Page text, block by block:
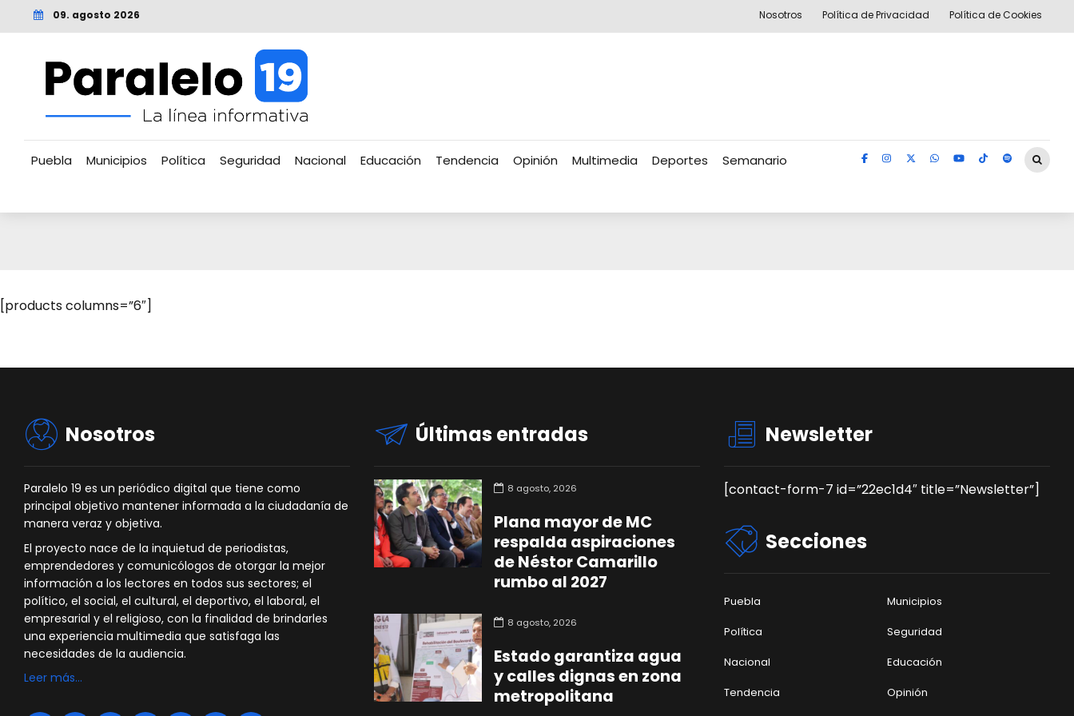
09. agosto 2026 Nosotros Política de Privacidad Política de Cookies
Puebla Municipios Política Seguridad Nacional Educación Tendencia Opinión Multimedia Deportes Semanario
[products columns=”6″]
Nosotros
Paralelo 19 es un periódico digital que tiene como
principal objetivo mantener informada a la ciudadanía de
manera veraz y objetiva.
El proyecto nace de la inquietud de periodistas,
emprendedores y comunicólogos de otorgar la mejor
información a los lectores en todos sus sectores; el
político, el social, el cultural, el deportivo, el laboral, el
empresarial y el religioso, con la finalidad de brindarles
una experiencia multimedia que satisfaga las
necesidades de la audiencia.
Leer más…
Últimas entradas
8 agosto, 2026
Plana mayor de MC
respalda aspiraciones
de Néstor Camarillo
rumbo al 2027
8 agosto, 2026
Estado garantiza agua
y calles dignas en zona
metropolitana
Newsletter
[contact-form-7 id=”22ec1d4″ title=”Newsletter”]
Secciones
Puebla
Municipios
Política
Seguridad
Nacional
Educación
Tendencia
Opinión